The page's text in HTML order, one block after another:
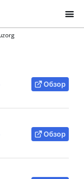
Обзор
Обзор